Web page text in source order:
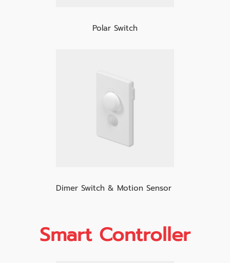
Polar Switch
Dimer Switch & Motion Sensor
Smart Controller